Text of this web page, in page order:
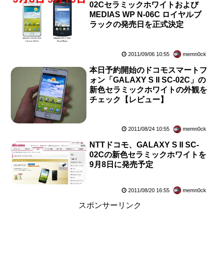
02Cセラミックホワイトおよび
MEDIAS WP N-06C ロイヤルブ
ラックの発売日を正式決定
2011/09/06 10:55 memn0ck
本日予約開始のドコモスマートフ
ォン「GALAXY S II SC-02C」の
新色セラミックホワイトの外観を
チェック【レビュー】
2011/08/24 10:55 memn0ck
NTTドコモ、GALAXY S II SC-
02Cの新色セラミックホワイトを
9月8日に発売予定
2011/08/20 16:55 memn0ck
スポンサーリンク